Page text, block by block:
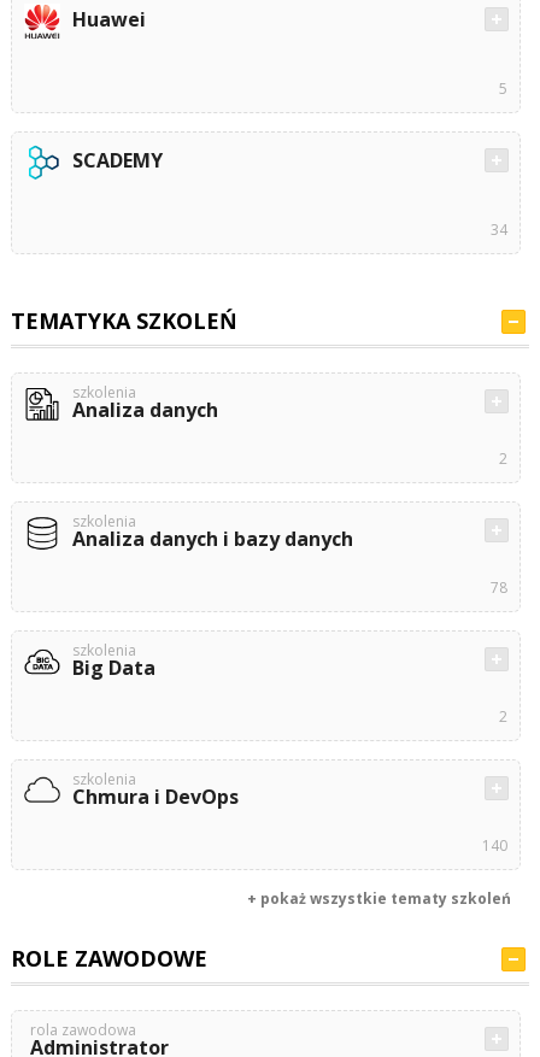
Huawei
5
SCADEMY
34
TEMATYKA SZKOLEŃ
szkolenia
Analiza danych
2
szkolenia
Analiza danych i bazy danych
78
szkolenia
Big Data
2
szkolenia
Chmura i DevOps
140
+ pokaż wszystkie tematy szkoleń
ROLE ZAWODOWE
rola zawodowa
Administrator